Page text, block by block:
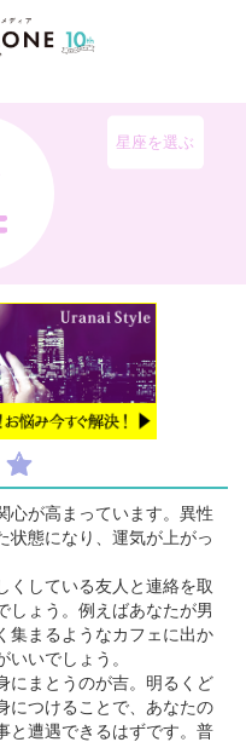
星座を選ぶ
が高まっています。異性
状態になり、運気が上がっ
している友人と連絡を取
しょう。例えばあなたが男
集まるようなカフェに出か
いでしょう。
まとうのが吉。明るくど
につけることで、あなたの
と遭遇できるはずです。普